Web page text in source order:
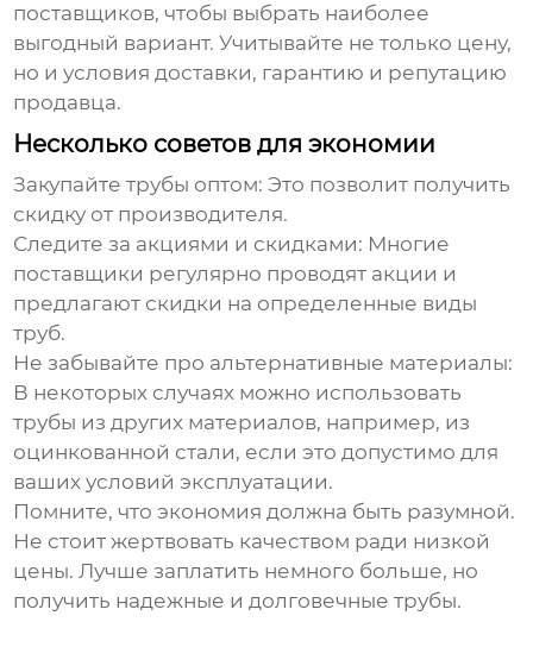
поставщиков, чтобы выбрать наиболее
выгодный вариант. Учитывайте не только цену,
но и условия доставки, гарантию и репутацию
продавца.
Несколько советов для экономии
Закупайте трубы оптом: Это позволит получить
скидку от производителя.
Следите за акциями и скидками: Многие
поставщики регулярно проводят акции и
предлагают скидки на определенные виды
труб.
Не забывайте про альтернативные материалы:
В некоторых случаях можно использовать
трубы из других материалов, например, из
оцинкованной стали, если это допустимо для
ваших условий эксплуатации.
Помните, что экономия должна быть разумной.
Не стоит жертвовать качеством ради низкой
цены. Лучше заплатить немного больше, но
получить надежные и долговечные трубы.